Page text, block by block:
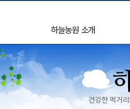
하늘농원 소개
건강한 먹거